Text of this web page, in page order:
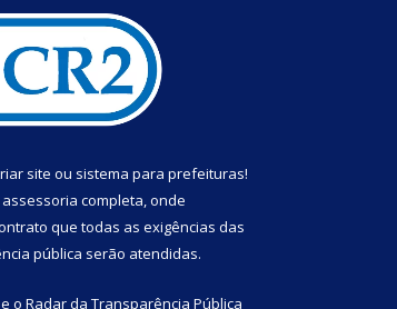
site ou sistema para prefeituras!
assessoria completa, onde
que todas as exigências das
pública serão atendidas.
e o Radar da Transparência Pública